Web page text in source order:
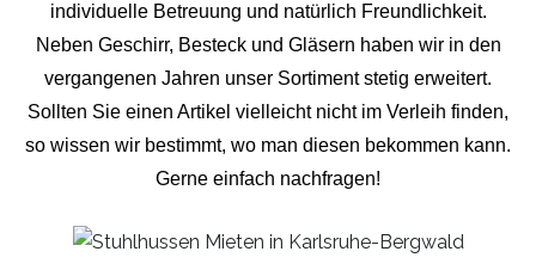
individuelle Betreuung und natürlich Freundlichkeit.
Neben Geschirr, Besteck und Gläsern haben wir in den
vergangenen Jahren unser Sortiment stetig erweitert.
Sollten Sie einen Artikel vielleicht nicht im Verleih finden,
so wissen wir bestimmt, wo man diesen bekommen kann.
Gerne einfach nachfragen!